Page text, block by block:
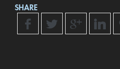
SHARE